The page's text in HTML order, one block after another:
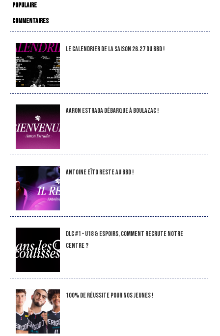
POPULAIRE
COMMENTAIRES
LE CALENDRIER DE LA SAISON 26.27 DU BBD !
Aaron Estrada débarque à Boulazac !
Antoine Eïto reste au BBD !
DLC #1 – U18 & Espoirs, comment recrute notre
Centre ?
100% de réussite pour nos jeunes !